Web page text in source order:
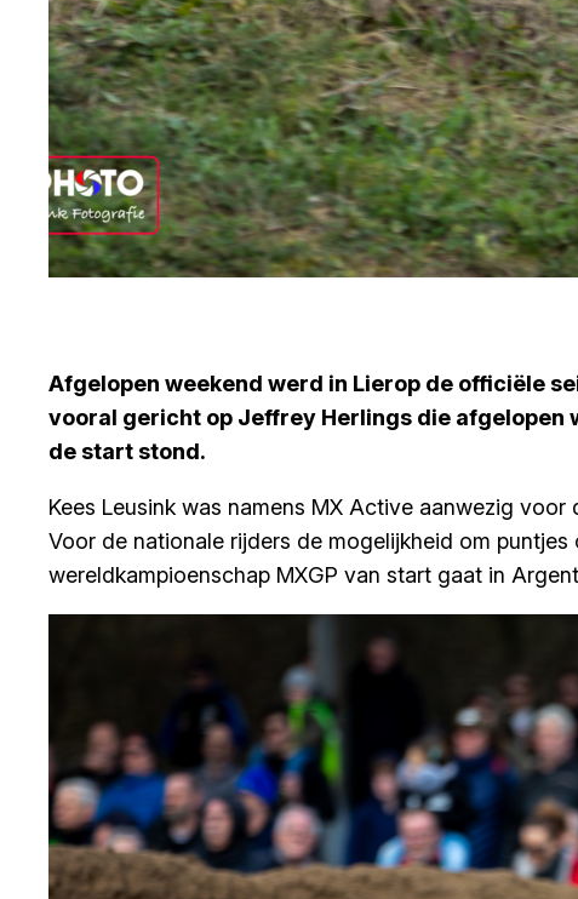
Afgelopen weekend werd in Lierop de officiële
vooral gericht op Jeffrey Herlings die afgelopen
de start stond.
Kees Leusink was namens MX Active aanwezig
Voor de nationale rijders de mogelijkheid om
wereldkampioenschap MXGP van start gaat in